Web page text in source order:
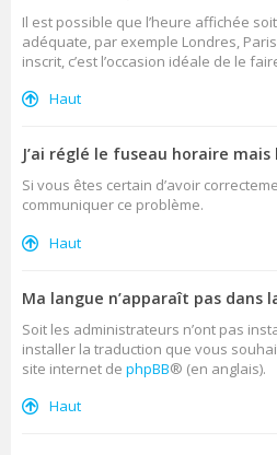
Il est possible que l’heure affichée
adéquate, par exemple Londres,
inscrit, c’est l’occasion idéale de le
Haut
J’ai réglé le fuseau horaire
Si vous êtes certain d’avoir
communiquer ce problème.
Haut
Ma langue n’apparaît pas dans
Soit les administrateurs n’ont pas
installer la traduction que vous
site internet de phpBB® (en anglais).
Haut